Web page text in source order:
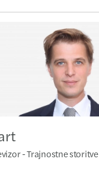
- Trajnostne